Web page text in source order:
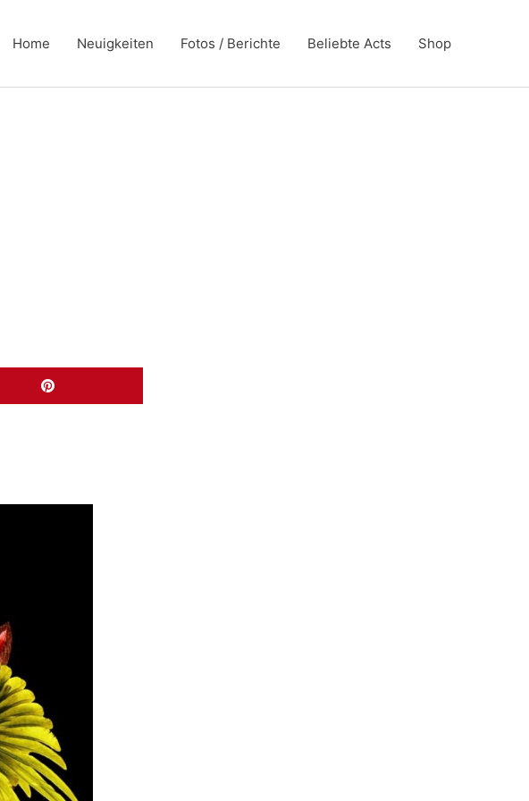
Home Neuigkeiten Fotos / Berichte Beliebte Acts Shop